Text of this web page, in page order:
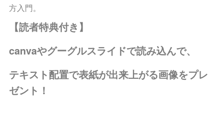
方入門。
【読者特典付き】
canvaやグーグルスライドで読み込んで、
テキスト配置で表紙が出来上がる画像をプレ
ゼント！